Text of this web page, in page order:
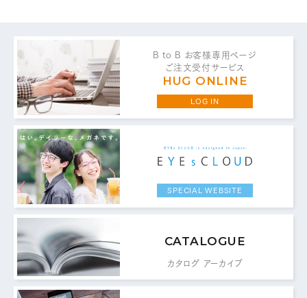
お問い合わせ・ご意見は
こちらからお願いいたします。
代表 / 営業・企画・総務・経理
TEL：0776-89-1370
0776-89-1375
商品センター直通
B to B お客様専用ページ
ご注文受付サービス
HUG ONLINE
LOG IN
SPECIAL WEBSITE
CATALOGUE
カタログ アーカイブ